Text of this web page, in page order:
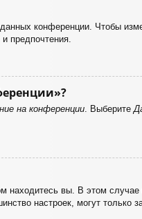
конференции. Чтобы
предпочтения.
на конференции . Выберите
вы. В этом случае
настроек, могут только